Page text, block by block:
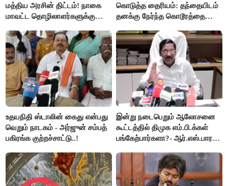
மத்திய அரசின் திட்டம்! நாகை
மாவட்ட தொழிலாளர்களுக்கு
செய்தி!
கொடுத்த தைரியம்: தந்தையிடம்
தனக்கு நேர்ந்த கொடூரத்தை
உதயநிதி ஸ்டாலின் கைது என்பது
வெறும் நாடகம் - அர்ஜுன் சம்பத்
பகிரங்க குற்றச்சாட்டு..!
இன்று நடைபெறும் ஆலோசனை
கூட்டத்தில் திமுக எம்.பி.க்கள்
பங்கேற்பார்களா?- ஆர்.எஸ்.பாரதி